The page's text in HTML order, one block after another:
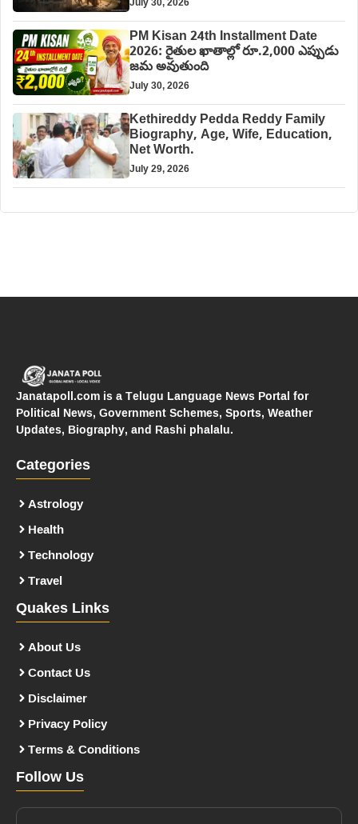
PM Kisan 24th Installment Date
2026: రైతుల ఖాతాల్లో రూ.2,000 ఎప్పుడు
జమ అవుతుంది
July 30, 2026
Kethireddy Pedda Reddy Family
Biography, Age, Wife, Education,
Net Worth.
July 29, 2026
Janatapoll.com is a Telugu Language News Portal for
Political News, Government Schemes, Sports, Weather
Updates, Biography, and Rashi phalalu.
Categories
Astrology
Health
Technology
Travel
Quakes Links
About Us
Contact Us
Disclaimer
Privacy Policy
Terms & Conditions
Follow Us